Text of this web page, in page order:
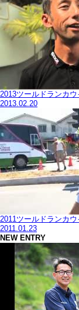
2013ツールドランカ
2013.02.20
2011ツールドランカ
2011.01.23
NEW ENTRY